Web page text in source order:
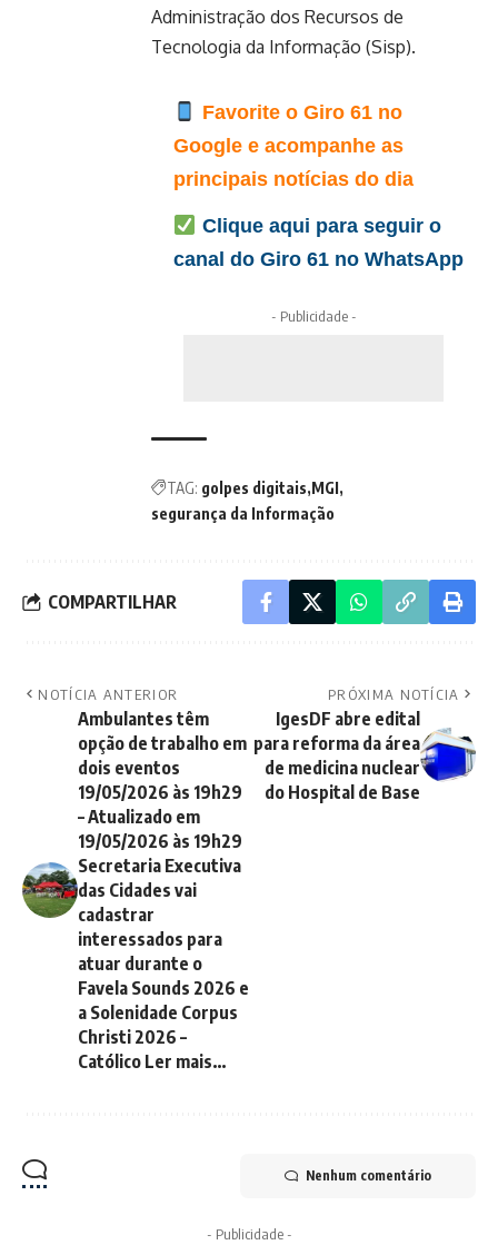
Administração dos Recursos de
Tecnologia da Informação (Sisp).
Favorite o Giro 61 no
Google e acompanhe as
principais notícias do dia
Clique aqui para seguir o
canal do Giro 61 no WhatsApp
- Publicidade -
TAG: golpes digitais MGI
segurança da Informação
COMPARTILHAR
NOTÍCIA ANTERIOR
Ambulantes têm
opção de trabalho em
dois eventos
19/05/2026 às 19h29
– Atualizado em
19/05/2026 às 19h29
Secretaria Executiva
das Cidades vai
cadastrar
interessados para
atuar durante o
Favela Sounds 2026 e
a Solenidade Corpus
Christi 2026 –
Católico Ler mais…
PRÓXIMA NOTÍCIA
IgesDF abre edital
para reforma da área
de medicina nuclear
do Hospital de Base
Nenhum comentário
- Publicidade -